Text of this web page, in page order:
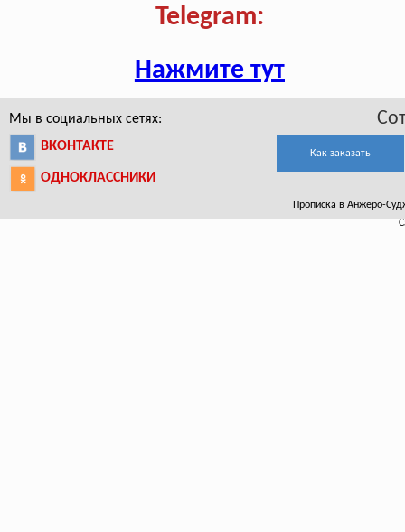
Telegram:
Нажмите тут
Мы в социальных сетях:
ВКОНТАКТЕ
ОДНОКЛАССНИКИ
Как заказать
Прописка в Анжеро-